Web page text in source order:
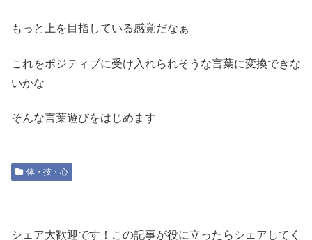
もっと上を目指している感覚だなぁ
これをポジティブに受け入れられそうな言葉に変換できな
いかな
そんな言葉遊びをはじめます
体・技・心
シェア大歓迎です！この記事が役に立ったらシェアしてく